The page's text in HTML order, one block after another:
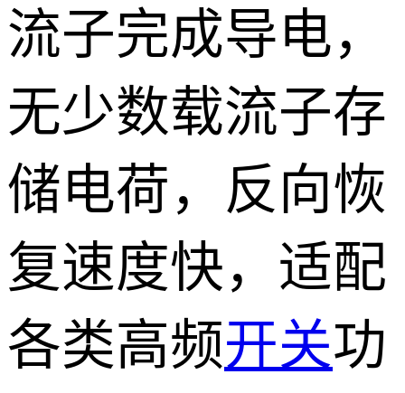
流子完成导电，
无少数载流子存
储电荷，反向恢
复速度快，适配
各类高频开关功